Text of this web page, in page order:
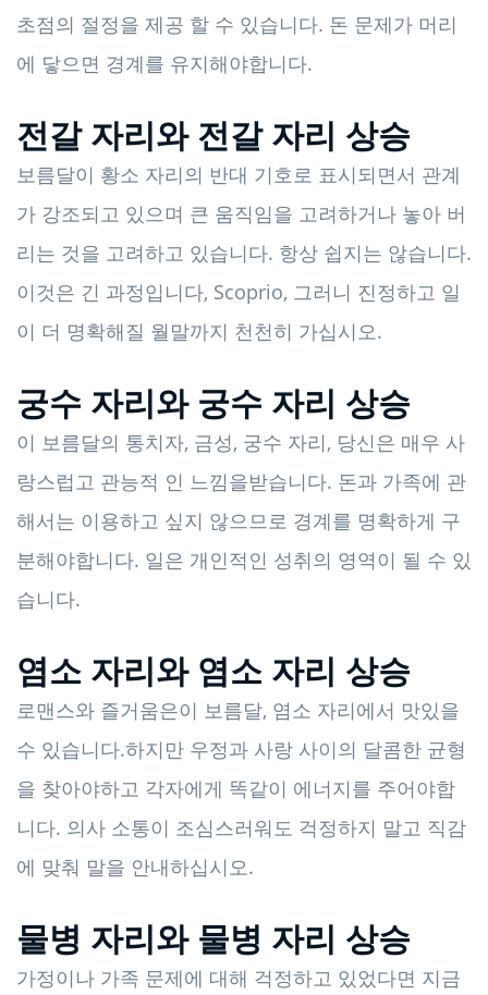
초점의 절정을 제공 할 수 있습니다. 돈 문제가 머리
에 닿으면 경계를 유지해야합니다.
전갈 자리와 전갈 자리 상승
보름달이 황소 자리의 반대 기호로 표시되면서 관계
가 강조되고 있으며 큰 움직임을 고려하거나 놓아 버
리는 것을 고려하고 있습니다. 항상 쉽지는 않습니다.
이것은 긴 과정입니다, Scoprio, 그러니 진정하고 일
이 더 명확해질 월말까지 천천히 가십시오.
궁수 자리와 궁수 자리 상승
이 보름달의 통치자, 금성, 궁수 자리, 당신은 매우 사
랑스럽고 관능적 인 느낌을받습니다. 돈과 가족에 관
해서는 이용하고 싶지 않으므로 경계를 명확하게 구
분해야합니다. 일은 개인적인 성취의 영역이 될 수 있
습니다.
염소 자리와 염소 자리 상승
로맨스와 즐거움은이 보름달, 염소 자리에서 맛있을
수 있습니다.하지만 우정과 사랑 사이의 달콤한 균형
을 찾아야하고 각자에게 똑같이 에너지를 주어야합
니다. 의사 소통이 조심스러워도 걱정하지 말고 직감
에 맞춰 말을 안내하십시오.
물병 자리와 물병 자리 상승
가정이나 가족 문제에 대해 걱정하고 있었다면 지금